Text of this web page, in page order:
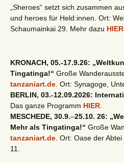
„Sheroes“ setzt sich zusammen
und heroes für Held:innen. Ort:
Schaumainkai 29. Mehr dazu HIER
KRONACH, 05.-17.9.26:
Tingatinga!“ Große
tanzaniart.de . Ort: Synagoge,
BERLIN, 03.-12.09.2026:
Das ganze Programm HIER
MESCHEDE, 30.9.–25.10. 26:
Mehr als Tingatinga!“ Große
tanzaniart.de . Ort: Oase der
11.